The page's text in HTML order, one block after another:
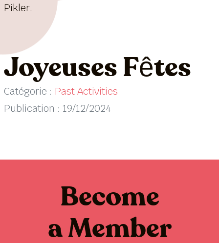
Pikler.
Joyeuses Fêtes
Catégorie : Past Activities
Publication : 19/12/2024
Become
a Member